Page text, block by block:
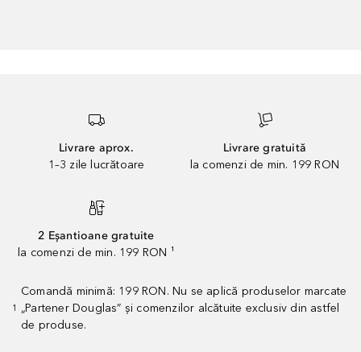
Livrare aprox.
1–3 zile lucrătoare
Livrare gratuită
la comenzi de min. 199 RON
2 Eșantioane gratuite
la comenzi de min. 199 RON ¹
1
Comandă minimă: 199 RON. Nu se aplică produselor marcate
„Partener Douglas” și comenzilor alcătuite exclusiv din astfel
de produse.